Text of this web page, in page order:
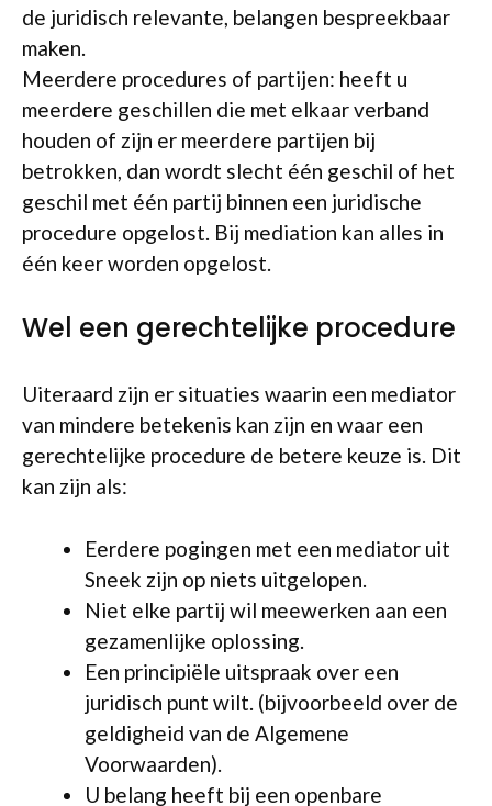
de juridisch relevante, belangen bespreekbaar
maken.
Meerdere procedures of partijen: heeft u
meerdere geschillen die met elkaar verband
houden of zijn er meerdere partijen bij
betrokken, dan wordt slecht één geschil of het
geschil met één partij binnen een juridische
procedure opgelost. Bij mediation kan alles in
één keer worden opgelost.
Wel een gerechtelijke procedure
Uiteraard zijn er situaties waarin een mediator
van mindere betekenis kan zijn en waar een
gerechtelijke procedure de betere keuze is. Dit
kan zijn als:
Eerdere pogingen met een mediator uit
Sneek zijn op niets uitgelopen.
Niet elke partij wil meewerken aan een
gezamenlijke oplossing.
Een principiële uitspraak over een
juridisch punt wilt. (bijvoorbeeld over de
geldigheid van de Algemene
Voorwaarden).
U belang heeft bij een openbare